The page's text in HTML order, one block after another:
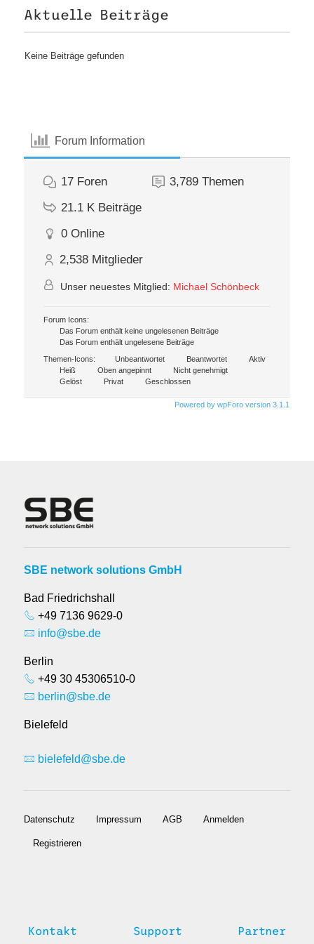
Aktuelle Beiträge
Keine Beiträge gefunden
Forum Information
17 Foren 3,789 Themen
21.1 K Beiträge
0 Online
2,538 Mitglieder
Unser neuestes Mitglied: Michael Schönbeck
Forum Icons:
Das Forum enthält keine ungelesenen Beiträge
Das Forum enthält ungelesene Beiträge
Themen-Icons:
Unbeantwortet Beantwortet
Aktiv
Heiß
Oben angepinnt
Nicht genehmigt
Gelöst
Privat Geschlossen
Powered by wpForo version 3.1.1
SBE network solutions GmbH
Bad Friedrichshall
+49 7136 9629-0
info@sbe.de
Berlin
+49 30 45306510-0
berlin@sbe.de
Bielefeld
bielefeld@sbe.de
Datenschutz Impressum AGB Anmelden
Registrieren
Kontakt Support Partner